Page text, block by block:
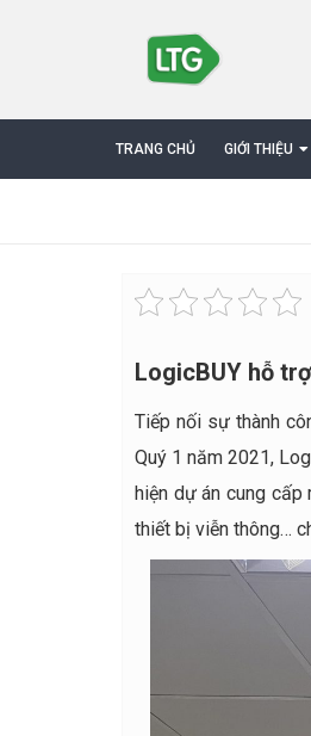
TRANG CHỦ GIỚI THIỆU
LogicBUY hỗ
Tiếp nối sự thành
Quý 1 năm 2021,
hiện dự án cung cấp
thiết bị viễn thông…